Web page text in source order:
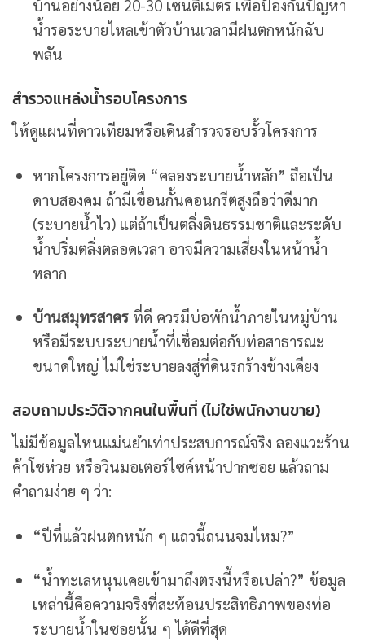
บ้านอย่างน้อย 20-30 เซนติเมตร เพื่อป้องกันปัญหา
น้ำรอระบายไหลเข้าตัวบ้านเวลามีฝนตกหนักฉับ
พลัน
สำรวจแหล่งน้ำรอบโครงการ
ให้ดูแผนที่ดาวเทียมหรือเดินสำรวจรอบรั้วโครงการ
หากโครงการอยู่ติด “คลองระบายน้ำหลัก” ถือเป็น
ดาบสองคม ถ้ามีเขื่อนกั้นคอนกรีตสูงถือว่าดีมาก
(ระบายน้ำไว) แต่ถ้าเป็นตลิ่งดินธรรมชาติและระดับ
น้ำปริ่มตลิ่งตลอดเวลา อาจมีความเสี่ยงในหน้าน้ำ
หลาก
บ้านสมุทรสาครที่ดี ควรมีบ่อพักน้ำภายในหมู่บ้าน
หรือมีระบบระบายน้ำที่เชื่อมต่อกับท่อสาธารณะ
ขนาดใหญ่ ไม่ใช่ระบายลงสู่ที่ดินรกร้างข้างเคียง
สอบถามประวัติจากคนในพื้นที่ (ไม่ใช่พนักงานขาย)
ไม่มีข้อมูลไหนแม่นยำเท่าประสบการณ์จริง ลองแวะร้าน
ค้าโชห่วย หรือวินมอเตอร์ไซค์หน้าปากซอย แล้วถาม
คำถามง่าย ๆ ว่า:
“ปีที่แล้วฝนตกหนัก ๆ แถวนี้ถนนจมไหม?”
“น้ำทะเลหนุนเคยเข้ามาถึงตรงนี้หรือเปล่า?” ข้อมูล
เหล่านี้คือความจริงที่สะท้อนประสิทธิภาพของท่อ
ระบายน้ำในซอยนั้น ๆ ได้ดีที่สุด